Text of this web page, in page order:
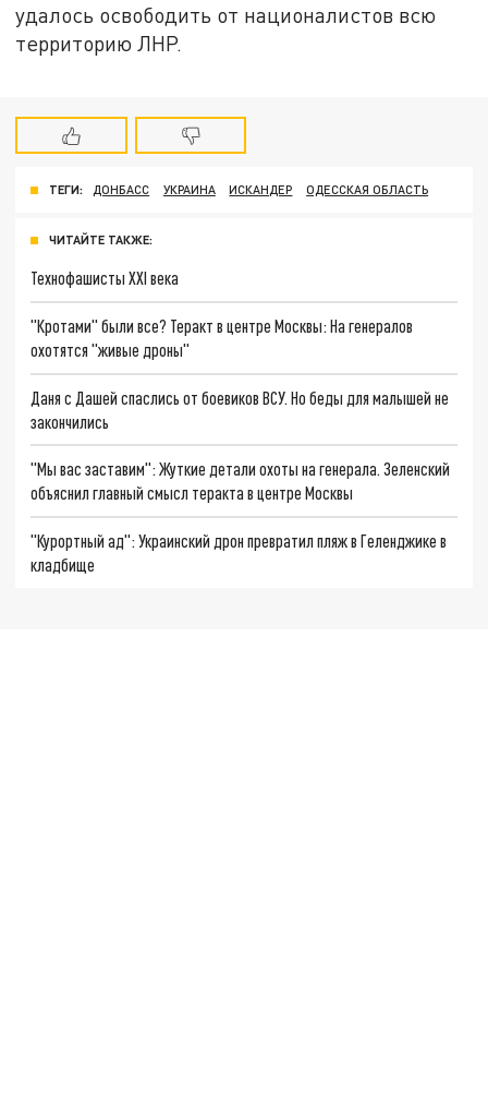
удалось освободить от националистов всю
территорию ЛНР.
ТЕГИ: ДОНБАСС УКРАИНА ИСКАНДЕР ОДЕССКАЯ ОБЛАСТЬ
ЧИТАЙТЕ ТАКЖЕ:
Технофашисты XXI века
"Кротами" были все? Теракт в центре Москвы: На генералов
охотятся "живые дроны"
Даня с Дашей спаслись от боевиков ВСУ. Но беды для малышей не
закончились
"Мы вас заставим": Жуткие детали охоты на генерала. Зеленский
объяснил главный смысл теракта в центре Москвы
"Курортный ад": Украинский дрон превратил пляж в Геленджике в
кладбище